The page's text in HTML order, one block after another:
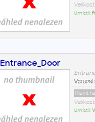
Velikost
Umístil:
Entrance_Door
Vstupní
Revit
Velikost
Umístil: